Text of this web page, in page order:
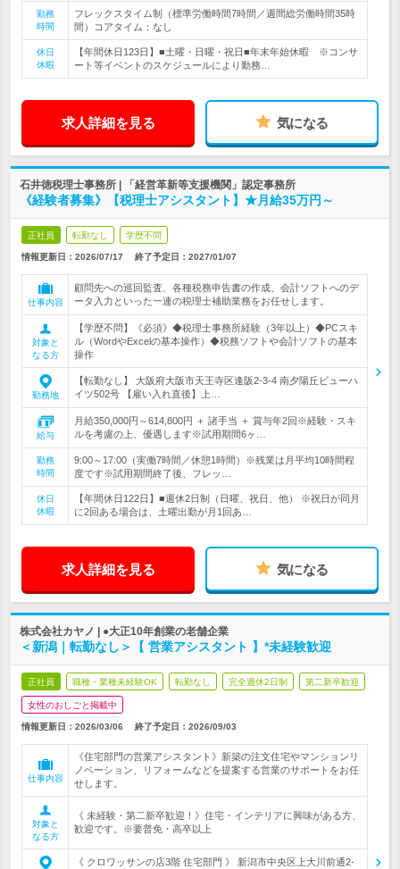
勤務
時間
フレックスタイム制（標準労働時間7時間／週間総労働時間35時
間）コアタイム：なし
休日
休暇
【年間休日123日】■土曜・日曜・祝日■年末年始休暇 ※コンサ
ート等イベントのスケジュールにより勤務…
求人詳細を見る 気になる
石井徳税理士事務所 | 「経営革新等支援機関」認定事務所
《経験者募集》【税理士アシスタント】★月給35万円～
正社員 転勤なし 学歴不問
情報更新日：2026/07/17 終了予定日： 2027/01/07
仕事内容
顧問先への巡回監査、各種税務申告書の作成、会計ソフトへのデ
ータ入力といった一連の税理士補助業務をお任せします。
対象と
なる方
【学歴不問】《必須》◆税理士事務所経験（3年以上）◆PCスキ
ル（WordやExcelの基本操作）◆税務ソフトや会計ソフトの基本
操作
勤務地
【転勤なし】 大阪府大阪市天王寺区逢阪2-3-4 南夕陽丘ビューハ
イツ502号 【雇い入れ直後】上…
給与
月給350,000円～614,800円 ＋ 諸手当 ＋ 賞与年2回※経験・スキ
ルを考慮の上、優遇します※試用期間6ヶ…
勤務
時間
9:00～17:00（実働7時間／休憩1時間）※残業は月平均10時間程
度です※試用期間終了後、フレッ…
休日
休暇
【年間休日122日】■週休2日制（日曜、祝日、他） ※祝日が同月
に2回ある場合は、土曜出勤が月1回あ…
求人詳細を見る 気になる
株式会社カヤノ | ●大正10年創業の老舗企業
＜新潟｜転勤なし＞【 営業アシスタント 】*未経験歓迎
正社員 職種・業種未経験OK 転勤なし 完全週休2日制 第二新卒歓迎
女性のおしごと掲載中
情報更新日：2026/03/06 終了予定日： 2026/09/03
仕事内容
《住宅部門の営業アシスタント》新築の注文住宅やマンションリ
ノベーション、リフォームなどを提案する営業のサポートをお任
せします。
対象と
なる方
《 未経験・第二新卒歓迎！》住宅・インテリアに興味がある方、
歓迎です。※要普免・高卒以上
《 クロワッサンの店3階 住宅部門 》 新潟市中央区上大川前通2-